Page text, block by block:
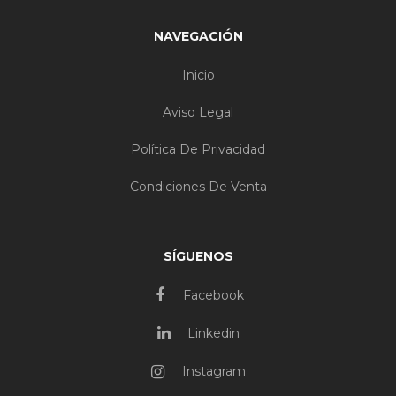
NAVEGACIÓN
Inicio
Aviso Legal
Política De Privacidad
Condiciones De Venta
SÍGUENOS
Facebook
Linkedin
Instagram